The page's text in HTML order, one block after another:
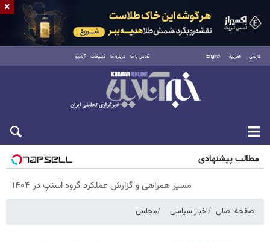
فارسی العربية English تماس با ما درباره ما تبلیغات آرشیو
پنجشنبه ۱۵ مرداد ۱۴۰۵
مطالب پیشنهادی
مسیر همراهی و گزارش عملکرد گروه اسنپ در ۱۴۰۴
صفحه اصلی اخبار سیاسی مجلس
×